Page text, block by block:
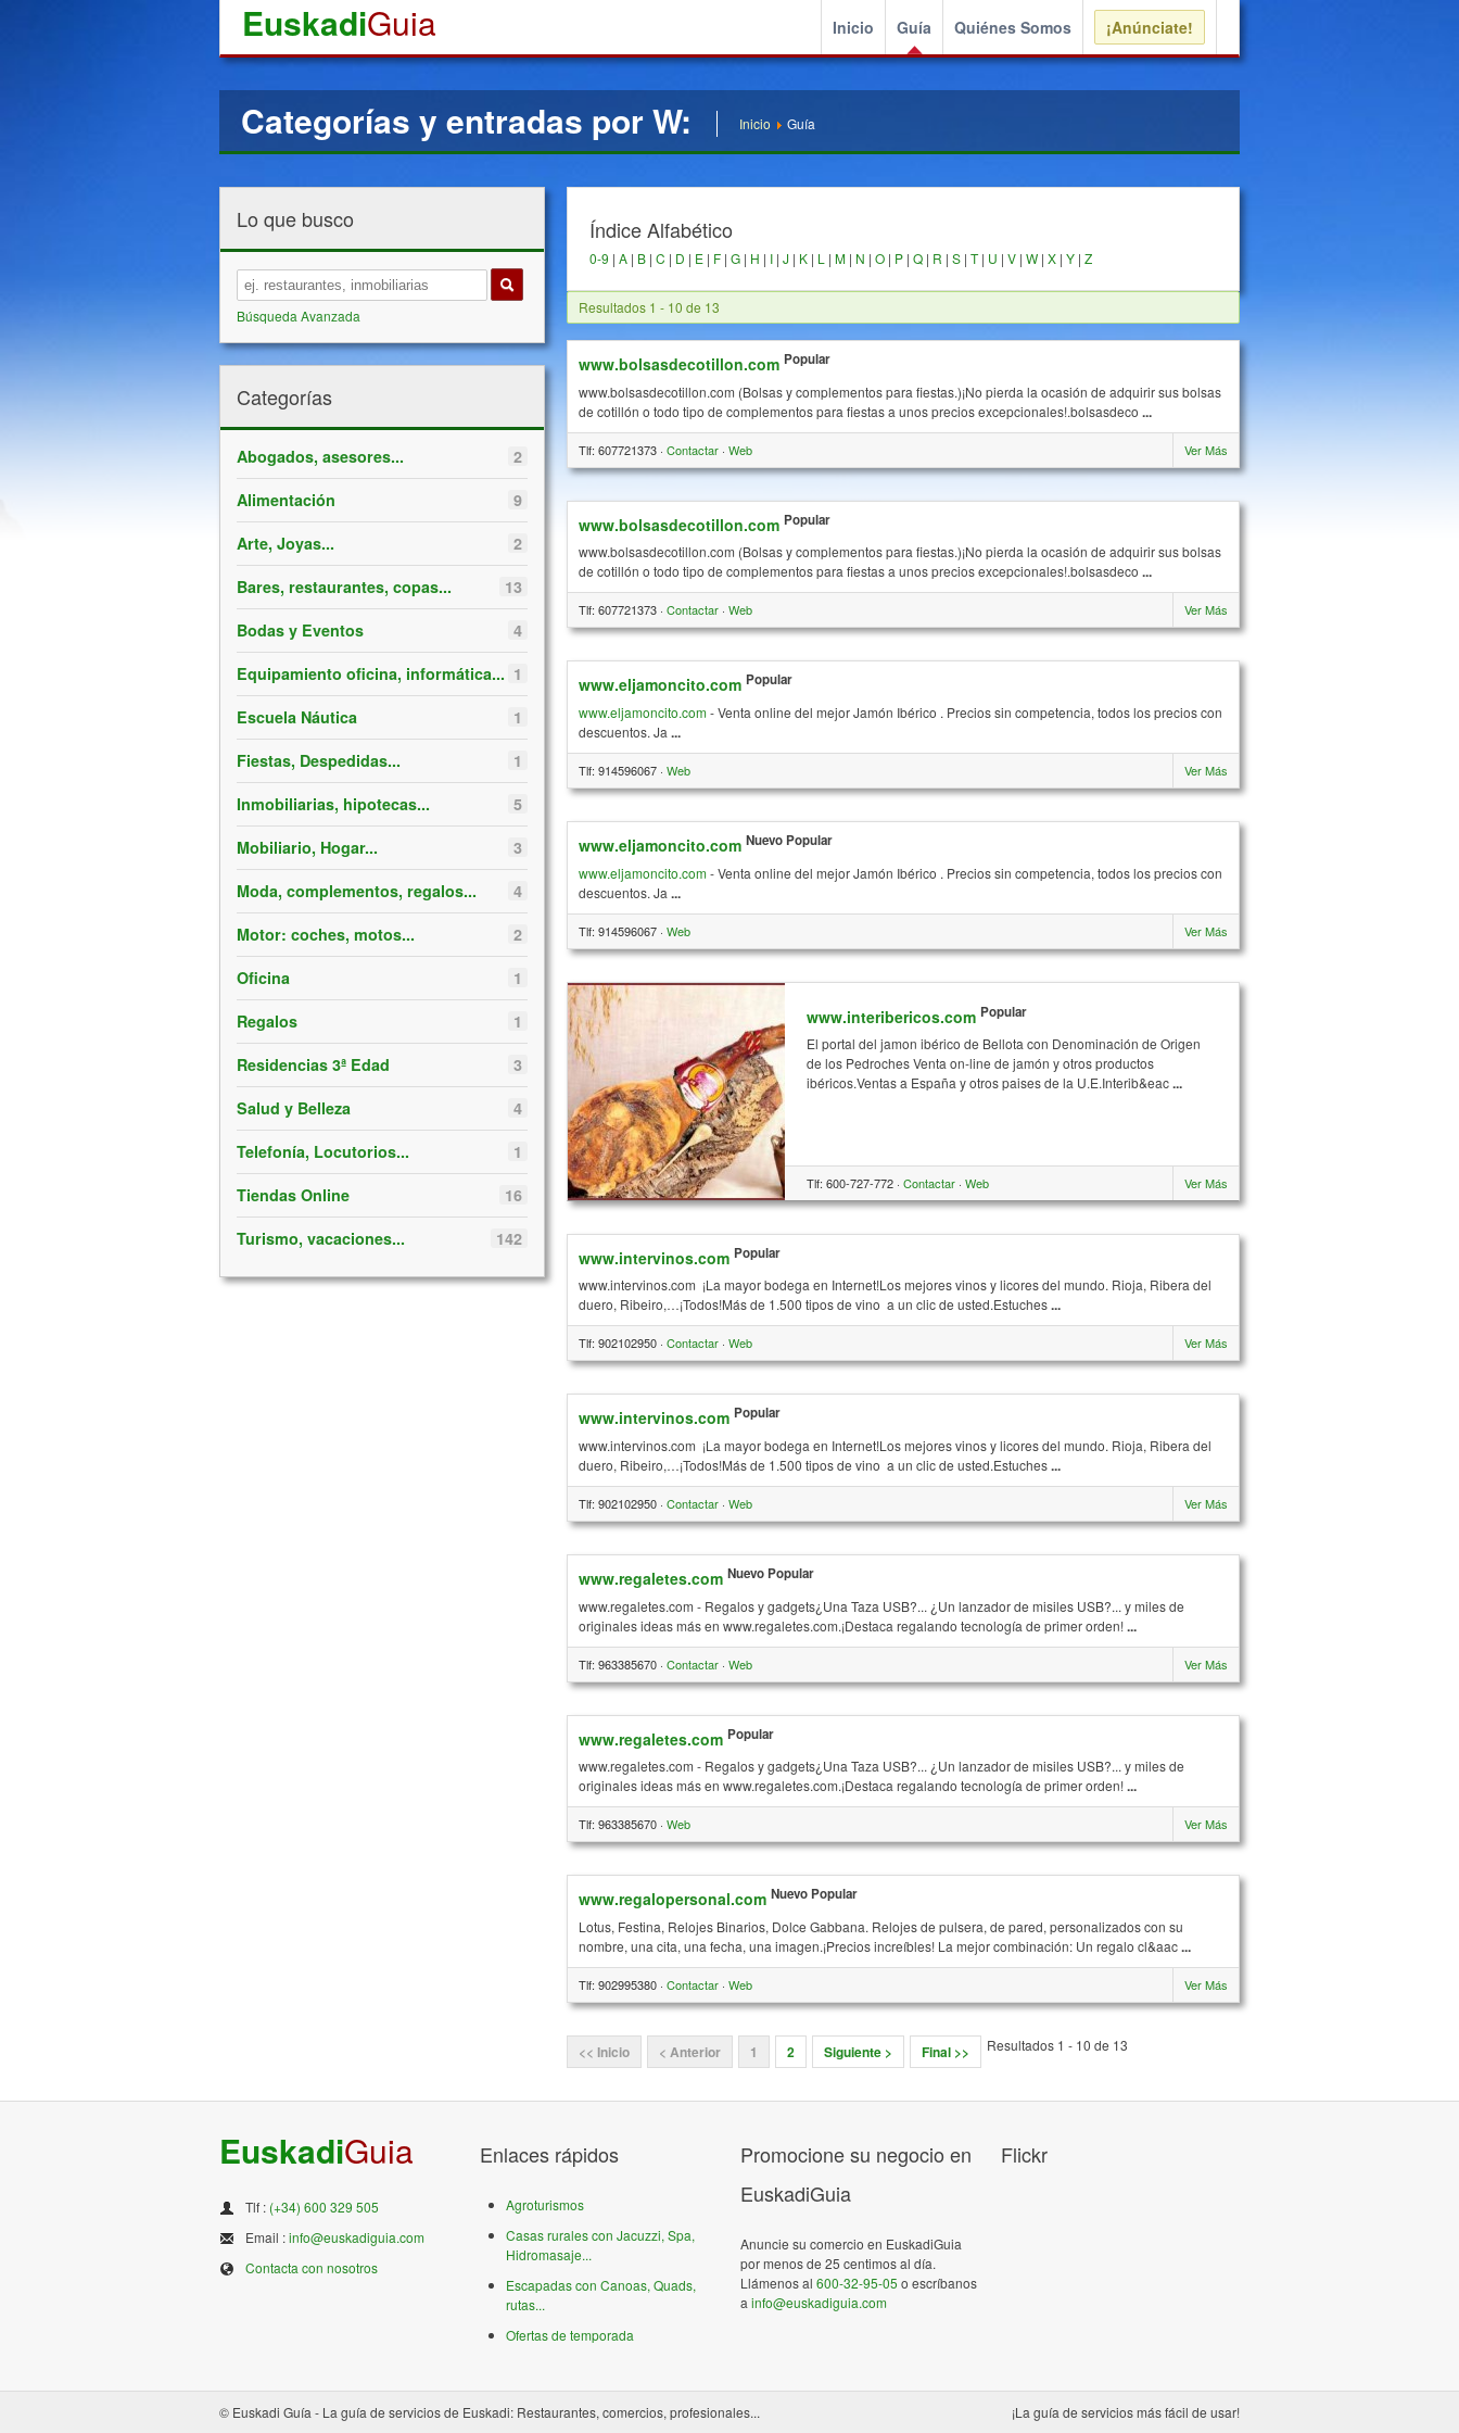
EuskadiGuia Inicio Guía Quiénes Somos ¡Anúnciate!
Categorías y entradas por W: Inicio Guía
Lo que busco
Búsqueda Avanzada
Categorías
Abogados, asesores...
2
Alimentación
9
Arte, Joyas...
2
Bares, restaurantes, copas...
13
Bodas y Eventos
4
Equipamiento oficina, informática... 1
Escuela Náutica
1
Fiestas, Despedidas...
1
Inmobiliarias, hipotecas...
5
Mobiliario, Hogar...
3
Moda, complementos, regalos...
4
Motor: coches, motos...
2
Oficina
1
Regalos
1
Residencias 3ª Edad
3
Salud y Belleza
4
Telefonía, Locutorios...
1
Tiendas Online
16
Turismo, vacaciones...
142
Índice Alfabético
0-9 | A | B | C | D | E | F | G | H | I | J | K | L | M | N | O | P | Q | R | S | T| U | V | W | X | Y | Z
Resultados 1 - 10 de 13
www.bolsasdecotillon.com Popular
www.bolsasdecotillon.com (Bolsas y complementos para fiestas.)¡No pierda la ocasión de adquirir sus bolsas
de cotillón o todo tipo de complementos para fiestas a unos precios excepcionales!.bolsasdeco ...
Tlf: 607721373 · Contactar · Web Ver Más
www.bolsasdecotillon.com Popular
www.bolsasdecotillon.com (Bolsas y complementos para fiestas.)¡No pierda la ocasión de adquirir sus bolsas
de cotillón o todo tipo de complementos para fiestas a unos precios excepcionales!.bolsasdeco ...
Tlf: 607721373 · Contactar · Web Ver Más
www.eljamoncito.com Popular
www.eljamoncito.com- Venta online del mejor Jamón Ibérico . Precios sin competencia, todos los precios con
descuentos. Ja ...
Tlf: 914596067 · Web Ver Más
www.eljamoncito.com Nuevo Popular
www.eljamoncito.com- Venta online del mejor Jamón Ibérico . Precios sin competencia, todos los precios con
descuentos. Ja ...
Tlf: 914596067 · Web Ver Más
www.interibericos.com Popular
El portal del jamon ibérico de Bellota con Denominación de Origen
de los Pedroches Venta on-line de jamón y otros productos
ibéricos.Ventas a España y otros paises de la U.E.Interib&eac...
Tlf: 600-727-772 · Contactar · Web Ver Más
www.intervinos.com Popular
www.intervinos.com ¡La mayor bodega en Internet!Los mejores vinos y licores del mundo. Rioja, Ribera del
duero, Ribeiro,…¡Todos!Más de 1.500 tipos de vino a un clic de usted.Estuches...
Tlf: 902102950 · Contactar · Web Ver Más
www.intervinos.com Popular
www.intervinos.com ¡La mayor bodega en Internet!Los mejores vinos y licores del mundo. Rioja, Ribera del
duero, Ribeiro,…¡Todos!Más de 1.500 tipos de vino a un clic de usted.Estuches...
Tlf: 902102950 · Contactar · Web Ver Más
www.regaletes.com Nuevo Popular
www.regaletes.com - Regalos y gadgets¿Una Taza USB?... ¿Un lanzador de misiles USB?... y miles de
originales ideas más en www.regaletes.com.¡Destaca regalando tecnología de primer orden!...
Tlf: 963385670 · Contactar · Web Ver Más
www.regaletes.com Popular
www.regaletes.com - Regalos y gadgets¿Una Taza USB?... ¿Un lanzador de misiles USB?... y miles de
originales ideas más en www.regaletes.com.¡Destaca regalando tecnología de primer orden!...
Tlf: 963385670 · Web Ver Más
www.regalopersonal.com Nuevo Popular
Lotus, Festina, Relojes Binarios, Dolce Gabbana. Relojes de pulsera, de pared, personalizados con su
nombre, una cita, una fecha, una imagen.¡Precios increíbles! La mejor combinación: Un regalo cl&aac...
Tlf: 902995380 · Contactar · Web Ver Más
Resultados 1 - 10 de 13
<< Inicio < Anterior 1 2 Siguiente > Final >>
EuskadiGuia
Tlf : (+34) 600 329 505
Email :info@euskadiguia.com
Contacta con nosotros
Enlaces rápidos
Agroturismos
Casas rurales con Jacuzzi, Spa,
Hidromasaje...
Escapadas con Canoas, Quads,
rutas...
Ofertas de temporada
Promocione su negocio en
EuskadiGuia
Anuncie su comercio en EuskadiGuia
por menos de 25 centimos al día.
Llámenos al 600-32-95-05 o escríbanos
a info@euskadiguia.com
Flickr
© Euskadi Guía - La guía de servicios de Euskadi: Restaurantes, comercios, profesionales... ¡La guía de servicios más fácil de usar!